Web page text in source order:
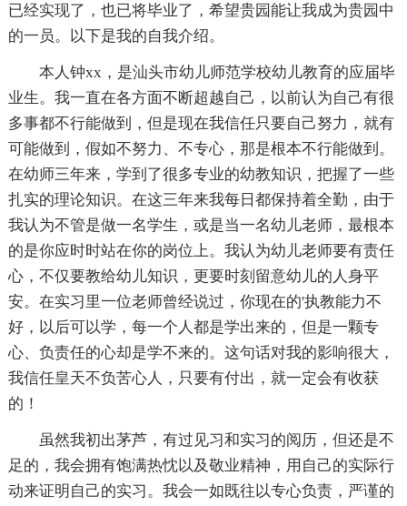
已经实现了，也已将毕业了，希望贵园能让我成为贵园中
的一员。以下是我的自我介绍。
本人钟xx，是汕头市幼儿师范学校幼儿教育的应届毕
业生。我一直在各方面不断超越自己，以前认为自己有很
多事都不行能做到，但是现在我信任只要自己努力，就有
可能做到，假如不努力、不专心，那是根本不行能做到。
在幼师三年来，学到了很多专业的幼教知识，把握了一些
扎实的理论知识。在这三年来我每日都保持着全勤，由于
我认为不管是做一名学生，或是当一名幼儿老师，最根本
的是你应时时站在你的岗位上。我认为幼儿老师要有责任
心，不仅要教给幼儿知识，更要时刻留意幼儿的人身平
安。在实习里一位老师曾经说过，你现在的'执教能力不
好，以后可以学，每一个人都是学出来的，但是一颗专
心、负责任的心却是学不来的。这句话对我的影响很大，
我信任皇天不负苦心人，只要有付出，就一定会有收获
的！
虽然我初出茅芦，有过见习和实习的阅历，但还是不
足的，我会拥有饱满热忱以及敬业精神，用自己的实际行
动来证明自己的实习。我会一如既往以专心负责，严谨的